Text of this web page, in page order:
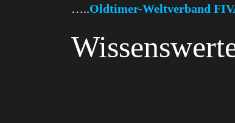
…..Oldtimer-Weltverband